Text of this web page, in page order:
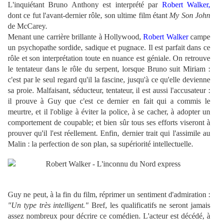
L'inquiétant Bruno Anthony est interprété par Robert Walker,
dont ce fut l'avant-dernier rôle, son ultime film étant My Son John
de McCarey.
Menant une carrière brillante à Hollywood, Robert Walker campe
un psychopathe sordide, sadique et pugnace. Il est parfait dans ce
rôle et son interprétation toute en nuance est géniale. On retrouve
le tentateur dans le rôle du serpent, lorsque Bruno suit Miriam :
c'est par le seul regard qu'il la fascine, jusqu'à ce qu'elle devienne
sa proie. Malfaisant, séducteur, tentateur, il est aussi l'accusateur :
il prouve à Guy que c'est ce dernier en fait qui a commis le
meurtre, et il l'oblige à éviter la police, à se cacher, à adopter un
comportement de coupable; et bien sûr tous ses efforts viseront à
prouver qu'il l'est réellement. Enfin, dernier trait qui l'assimile au
Malin : la perfection de son plan, sa supériorité intellectuelle.
Guy ne peut, à la fin du film, réprimer un sentiment d'admiration :
"Un type très intelligent." Bref, les qualificatifs ne seront jamais
assez nombreux pour décrire ce comédien. L'acteur est décédé, à